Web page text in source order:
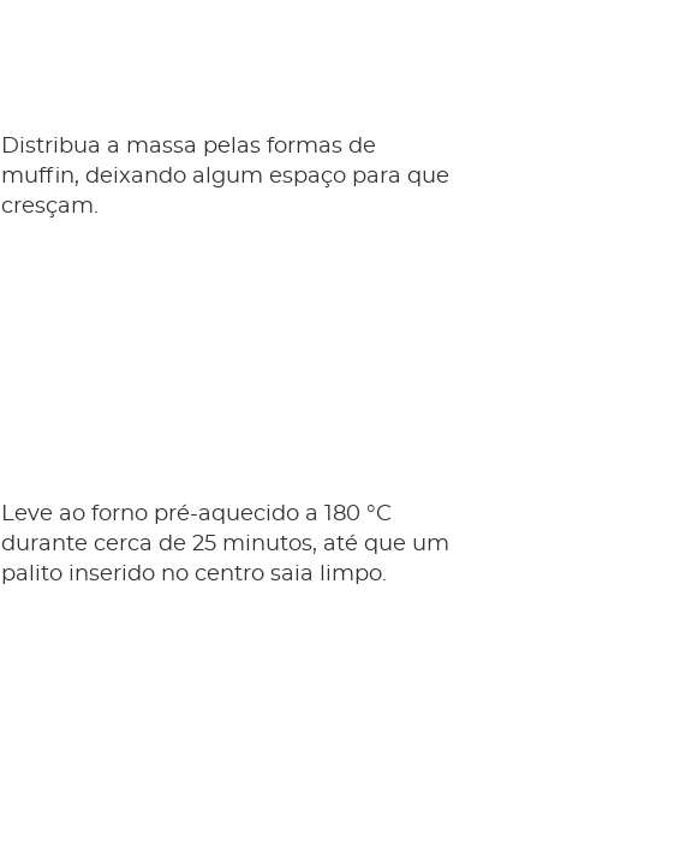
Distribua a massa pelas formas de
muffin, deixando algum espaço para que
cresçam.
Leve ao forno pré-aquecido a 180 °C
durante cerca de 25 minutos, até que um
palito inserido no centro saia limpo.